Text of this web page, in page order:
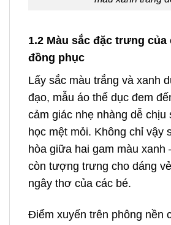
1.2 Màu sắc đặc trưng của
đồng phục
Lấy sắc màu trắng và xanh
đạo, mẫu áo thể dục đem
cảm giác nhẹ nhàng dễ
học mệt mỏi. Không chỉ vậy
hòa giữa hai gam màu xanh
còn tượng trưng cho dáng
ngây thơ của các bé.
Điểm xuyến trên phông nền